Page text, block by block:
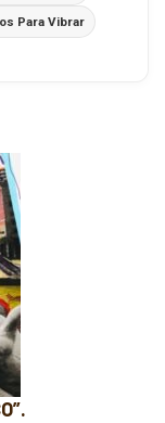
Para Vibrar